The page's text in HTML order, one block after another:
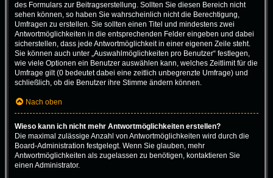
des Formulars zur Beitragserstellung. Sollten Sie diesen Bereich nicht
sehen können, so haben Sie wahrscheinlich nicht die Berechtigung,
Umfragen zu erstellen. Sie sollten einen Titel und mindestens zwei
Antwortmöglichkeiten in die entsprechenden Felder eingeben und dabei
sicherstellen, dass jede Antwortmöglichkeit in einer eigenen Zeile steht.
Sie können auch unter „Auswahlmöglichkeiten pro Benutzer“ festlegen,
wie viele Optionen ein Benutzer auswählen kann, welches Zeitlimit für die
Umfrage gilt (0 bedeutet dabei eine zeitlich unbegrenzte Umfrage) und
schließlich, ob die Benutzer ihre Stimme ändern können.
Nach oben
Wieso kann ich nicht mehr Antwortmöglichkeiten erstellen?
Die maximal zulässige Anzahl von Antwortmöglichkeiten wird durch die
Board-Administration festgelegt. Wenn Sie glauben, mehr
Antwortmöglichkeiten als zugelassen zu benötigen, kontaktieren Sie
einen Administrator.